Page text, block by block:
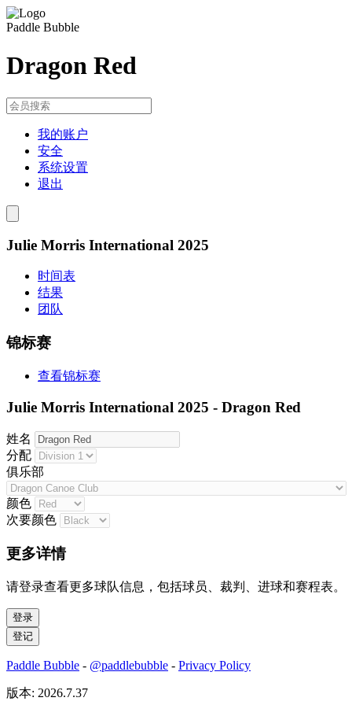
Paddle Bubble
Dragon Red
我的账户
安全
系统设置
退出
Julie Morris International 2025
时间表
结果
团队
锦标赛
查看锦标赛
Julie Morris International 2025 - Dragon Red
姓名
分配
俱乐部
颜色
次要颜色
更多详情
请登录查看更多球队信息，包括球员、裁判、进球和赛程表。
Paddle Bubble - @paddlebubble - Privacy Policy
版本: 2026.7.37